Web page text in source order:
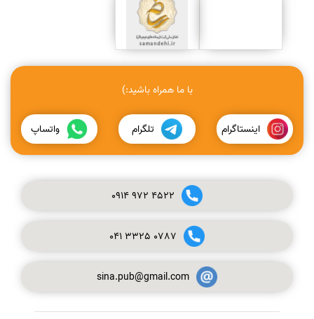
با ما همراه باشید:)
اینستاگرام تلگرام واتساپ
0914972 4522
041 3325 0787
sina.pub@gmail.com